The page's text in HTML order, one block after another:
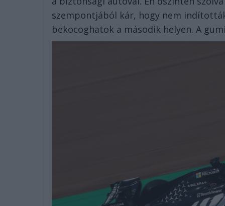
szempontjából kár, hogy nem
bekocoghatok a második helyen. A